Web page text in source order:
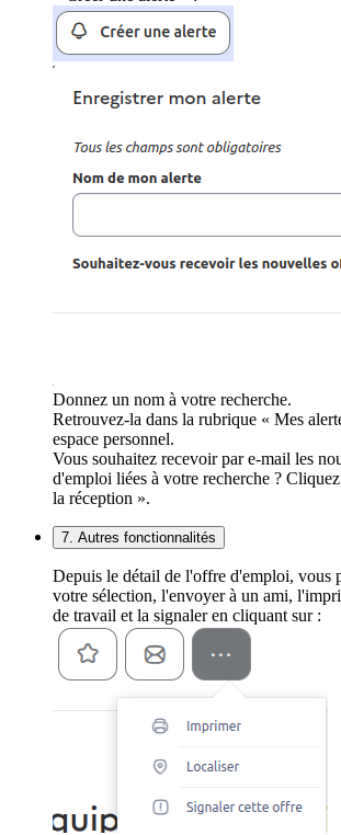
Donnez un nom à votre recherche.
Retrouvez-la dans la rubrique « Mes
espace personnel.
Vous souhaitez recevoir par e-mail les
d'emploi liées à votre recherche ?
la réception ».
7. Autres fonctionnalités
Depuis le détail de l'offre d'emploi, vous
votre sélection, l'envoyer à un ami,
de travail et la signaler en cliquant sur :